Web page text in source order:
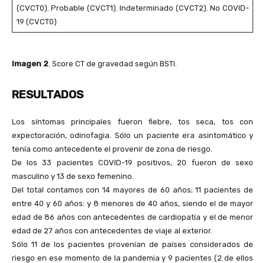
(CVCT0). Probable (CVCT1). Indeterminado (CVCT2). No COVID-
19 (CVCT0)
Imagen 2 . Score CT de gravedad según BSTI.
RESULTADOS
Los síntomas principales fueron fiebre, tos seca, tos con
expectoración, odinofagia. Sólo un paciente era asintomático y
tenía como antecedente el provenir de zona de riesgo.
De los 33 pacientes COVID-19 positivos, 20 fueron de sexo
masculino y 13 de sexo femenino.
Del total contamos con 14 mayores de 60 años; 11 pacientes de
entre 40 y 60 años: y 8 menores de 40 años, siendo el de mayor
edad de 86 años con antecedentes de cardiopatía y el de menor
edad de 27 años con antecedentes de viaje al exterior.
Sólo 11 de los pacientes provenían de países considerados de
riesgo en ese momento de la pandemia y 9 pacientes (2 de ellos